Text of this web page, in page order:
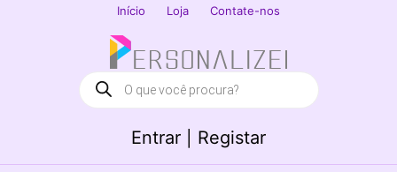
Início Loja Contate-nos
Entrar | Registar
Products
search